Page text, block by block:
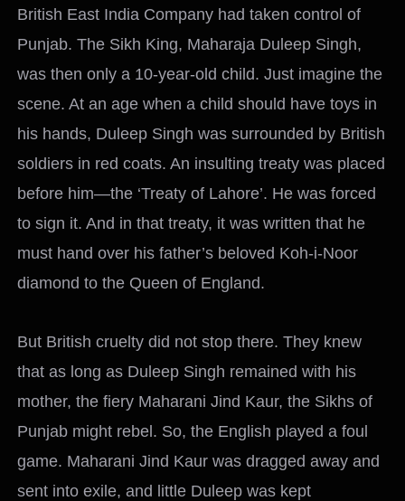
British East India Company had taken control of
Punjab. The Sikh King, Maharaja Duleep Singh,
was then only a 10-year-old child. Just imagine the
scene. At an age when a child should have toys in
his hands, Duleep Singh was surrounded by British
soldiers in red coats. An insulting treaty was placed
before him—the ‘Treaty of Lahore’. He was forced
to sign it. And in that treaty, it was written that he
must hand over his father’s beloved Koh-i-Noor
diamond to the Queen of England.
But British cruelty did not stop there. They knew
that as long as Duleep Singh remained with his
mother, the fiery Maharani Jind Kaur, the Sikhs of
Punjab might rebel. So, the English played a foul
game. Maharani Jind Kaur was dragged away and
sent into exile, and little Duleep was kept